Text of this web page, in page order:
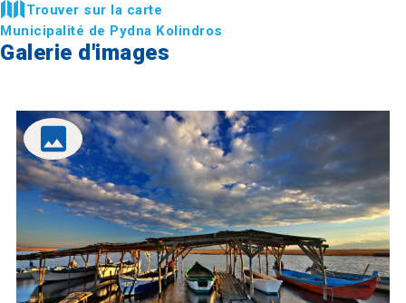
Trouver sur la carte
Municipalité de Pydna Kolindros
Galerie d'images